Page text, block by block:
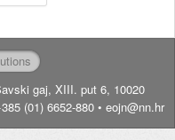
gaj, XIII. put 6, 10020
(01) 6652-880 • eojn@nn.hr